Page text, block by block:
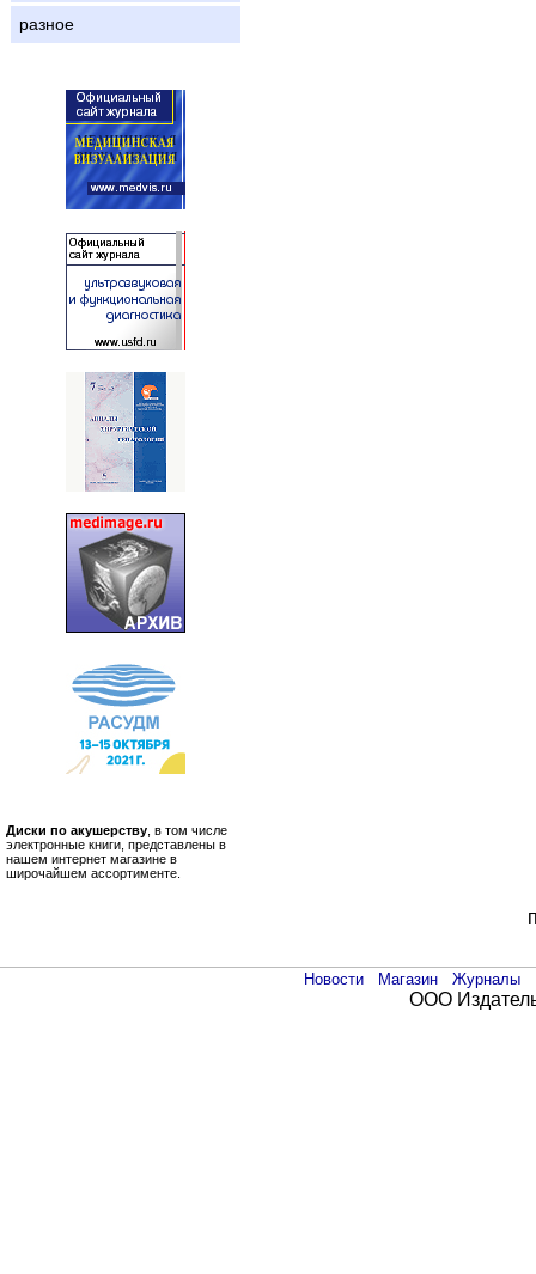
разное
Диски по акушерству , в том числе
электронные книги, представлены в
нашем интернет магазине в
широчайшем ассортименте.
Новости Магазин Журналы
ООО